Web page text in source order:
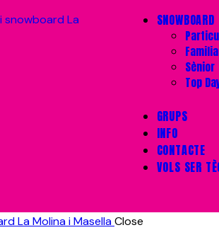
SNOWBOARD
Sènior
Top
GRUPS
INFO
CONTACTE
VOLS SER
Close